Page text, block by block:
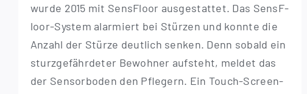
wur­de 2015 mit Sen­s­Flo­or aus­ge­stat­tet. Das Sen­s­F­­
lo­or-Sys­­­tem alar­miert bei Stür­zen und konn­te die
Anzahl der Stür­ze deut­lich sen­ken. Denn sobald ein
sturz­ge­fähr­de­ter Bewoh­ner auf­steht, mel­det das
der Sen­sor­bo­den den Pfle­gern. Ein Touch-Screen-